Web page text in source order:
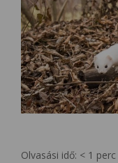
Olvasási idő: < 1 perc